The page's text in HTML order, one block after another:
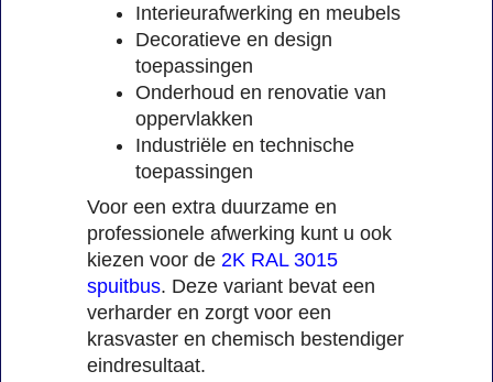
Interieurafwerking en meubels
Decoratieve en design
toepassingen
Onderhoud en renovatie van
oppervlakken
Industriële en technische
toepassingen
Voor een extra duurzame en
professionele afwerking kunt u ook
kiezen voor de 2K RAL 3015
spuitbus. Deze variant bevat een
verharder en zorgt voor een
krasvaster en chemisch bestendiger
eindresultaat.